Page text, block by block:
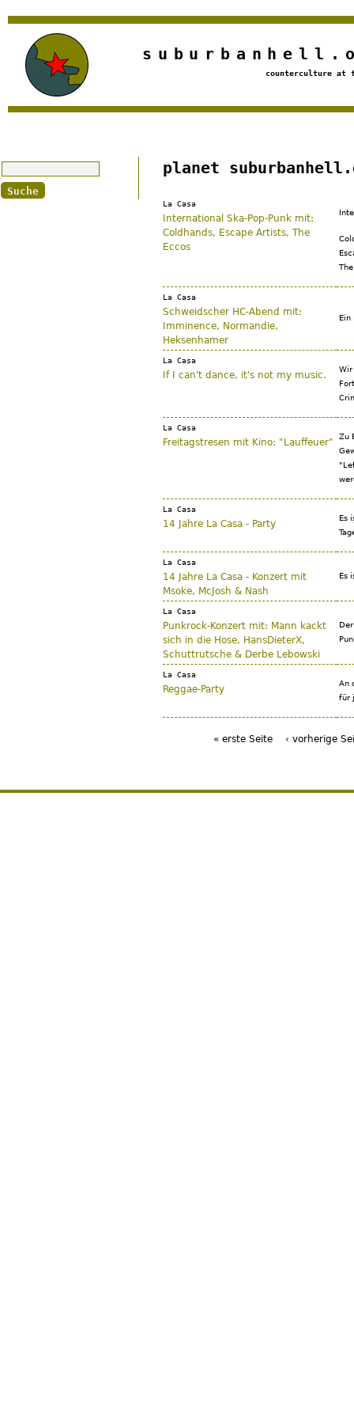
Jump to navigation
counterculture at
planet
La Casa
International Ska-Pop-Punk mit:
Coldhands, Escape Artists, The
Eccos
La Casa
Schweidscher HC-Abend mit:
Imminence, Normandie,
Heksenhamer
Ein
La Casa
If I can't dance, it's not my music.
Wir
La Casa
Freitagstresen mit Kino: "Lauffeuer"
Zu
La Casa
14 Jahre La Casa - Party
Es
La Casa
14 Jahre La Casa - Konzert mit
Msoke, McJosh & Nash
Es
La Casa
Punkrock-Konzert mit: Mann kackt
sich in die Hose, HansDieterX,
Schuttrutsche & Derbe Lebowski
La Casa
Reggae-Party
An
für
« erste Seite ‹ vorherige
Suche